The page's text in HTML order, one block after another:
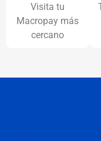
Visita tu
Macropay más
cercano